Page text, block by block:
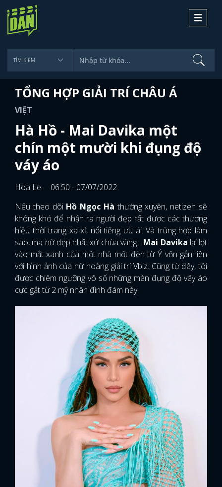
Toggle
TỔNG HỢP GIẢI TRÍ CHÂU Á
VIỆT
Hà Hồ - Mai Davika một
chín một mười khi đụng độ
váy áo
Hoa Le
06:50 - 07/07/2022
Nếu theo dõi Hồ Ngọc Hà thường xuyên, netizen sẽ
không khó để nhận ra người đẹp rất được các thương
hiệu thời trang xa xỉ, nổi tiếng ưu ái. Và trùng hợp làm
sao, ma nữ đẹp nhất xứ chùa vàng - Mai Davika lại lọt
vào mắt xanh của một nhà mốt đến từ Ý vốn gắn liền
với hình ảnh của nữ hoàng giải trí Vbiz. Cũng từ đây, tôi
được chiêm ngưỡng vô số những màn đụng độ váy áo
cực gắt từ 2 mỹ nhân đình đám này.